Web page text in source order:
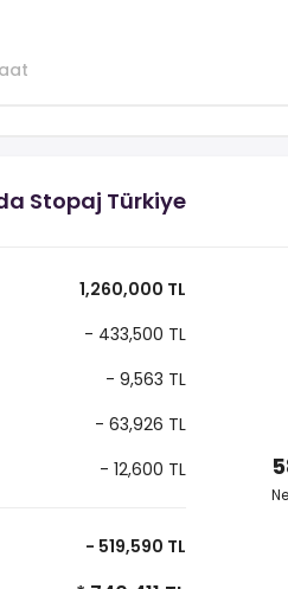
Stopaj Türkiye
1,260,000 TL
- 433,500 TL
- 9,563 TL
- 63,926 TL
- 12,600 TL
- 519,590 TL